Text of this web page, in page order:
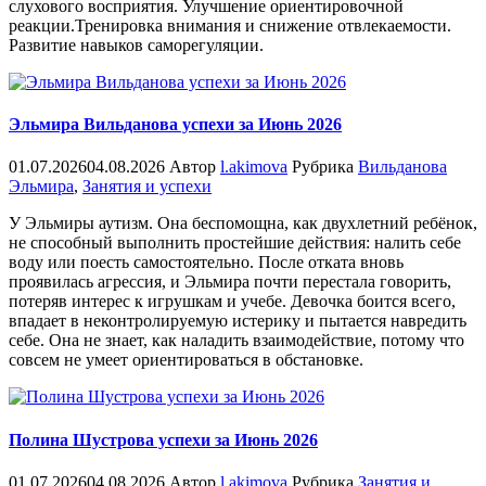
слухового восприятия. Улучшение ориентировочной
реакции.Тренировка внимания и снижение отвлекаемости.
Развитие навыков саморегуляции.
Эльмира Вильданова успехи за Июнь 2026
01.07.202604.08.2026 Автор l.akimova Рубрика Вильданова
Эльмира, Занятия и успехи
У Эльмиры аутизм. Она беспомощна, как двухлетний ребёнок,
не способный выполнить простейшие действия: налить себе
воду или поесть самостоятельно. После отката вновь
проявилась агрессия, и Эльмира почти перестала говорить,
потеряв интерес к игрушкам и учебе. Девочка боится всего,
впадает в неконтролируемую истерику и пытается навредить
себе. Она не знает, как наладить взаимодействие, потому что
совсем не умеет ориентироваться в обстановке.
Полина Шустрова успехи за Июнь 2026
01.07.202604.08.2026 Автор l.akimova Рубрика Занятия и